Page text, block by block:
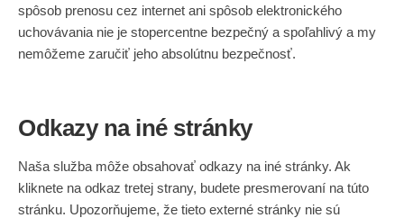
spôsob prenosu cez internet ani spôsob elektronického
uchovávania nie je stopercentne bezpečný a spoľahlivý a my
nemôžeme zaručiť jeho absolútnu bezpečnosť.
Odkazy na iné stránky
Naša služba môže obsahovať odkazy na iné stránky. Ak
kliknete na odkaz tretej strany, budete presmerovaní na túto
stránku. Upozorňujeme, že tieto externé stránky nie sú